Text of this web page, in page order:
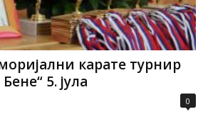
карате турнир
5. јула
0